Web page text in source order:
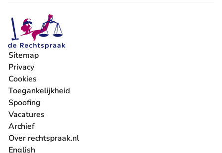
Sitemap
Privacy
Cookies
Toegankelijkheid
Spoofing
Vacatures
- U verlaat Rechtspraak.nl
Archief
Over rechtspraak.nl
English